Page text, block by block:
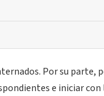
Por su parte,
e iniciar con